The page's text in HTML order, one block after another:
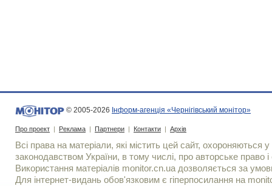
© 2005-2026 Інформ-агенція «Чернігівський монітор»
Про проект | Реклама | Партнери | Контакти | Архів
Всі права на матеріали, які містить цей сайт, охороняються у
законодавством України, в тому числі, про авторське право і
Використання матерiалiв monitor.cn.ua дозволяється за
Для iнтернет-видань обов'язковим є гiперпосилання на